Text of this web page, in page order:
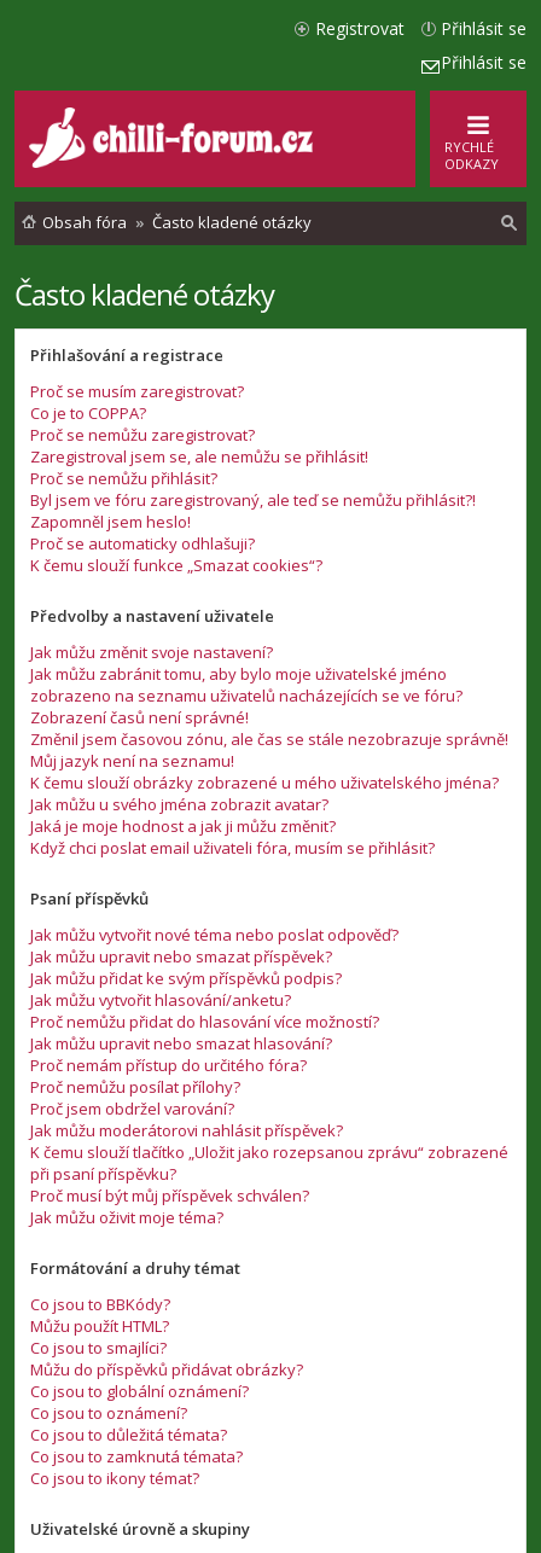
Přihlásit se
Přihlásit se
Registrovat
RYCHLÉ
ODKAZY
Obsah fóra Často kladené otázky
e
Často kladené otázky
Přihlašování a registrace
Proč se musím zaregistrovat?
Co je to COPPA?
Proč se nemůžu zaregistrovat?
Zaregistroval jsem se, ale nemůžu se přihlásit!
Proč se nemůžu přihlásit?
Byl jsem ve fóru zaregistrovaný, ale teď se nemůžu přihlásit?!
Zapomněl jsem heslo!
Proč se automaticky odhlašuji?
K čemu slouží funkce „Smazat cookies“?
Předvolby a nastavení uživatele
Jak můžu změnit svoje nastavení?
Jak můžu zabránit tomu, aby bylo moje uživatelské jméno
zobrazeno na seznamu uživatelů nacházejících se ve fóru?
Zobrazení časů není správné!
Změnil jsem časovou zónu, ale čas se stále nezobrazuje správně!
Můj jazyk není na seznamu!
K čemu slouží obrázky zobrazené u mého uživatelského jména?
Jak můžu u svého jména zobrazit avatar?
Jaká je moje hodnost a jak ji můžu změnit?
Když chci poslat email uživateli fóra, musím se přihlásit?
Psaní příspěvků
Jak můžu vytvořit nové téma nebo poslat odpověď?
Jak můžu upravit nebo smazat příspěvek?
Jak můžu přidat ke svým příspěvků podpis?
Jak můžu vytvořit hlasování/anketu?
Proč nemůžu přidat do hlasování více možností?
Jak můžu upravit nebo smazat hlasování?
Proč nemám přístup do určitého fóra?
Proč nemůžu posílat přílohy?
Proč jsem obdržel varování?
Jak můžu moderátorovi nahlásit příspěvek?
K čemu slouží tlačítko „Uložit jako rozepsanou zprávu“ zobrazené
při psaní příspěvku?
Proč musí být můj příspěvek schválen?
Jak můžu oživit moje téma?
Formátování a druhy témat
Co jsou to BBKódy?
Můžu použít HTML?
Co jsou to smajlíci?
Můžu do příspěvků přidávat obrázky?
Co jsou to globální oznámení?
Co jsou to oznámení?
Co jsou to důležitá témata?
Co jsou to zamknutá témata?
Co jsou to ikony témat?
Uživatelské úrovně a skupiny